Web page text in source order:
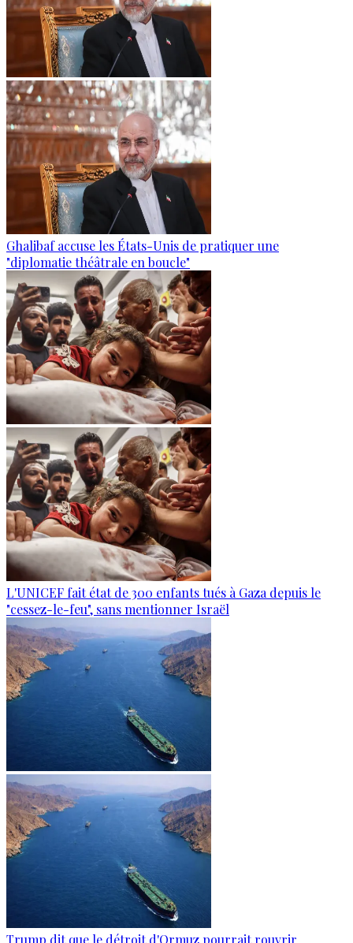
Ghalibaf accuse les États-Unis de pratiquer une
"diplomatie théâtrale en boucle"
L'UNICEF fait état de 300 enfants tués à Gaza depuis le
"cessez-le-feu", sans mentionner Israël
Trump dit que le détroit d'Ormuz pourrait rouvrir